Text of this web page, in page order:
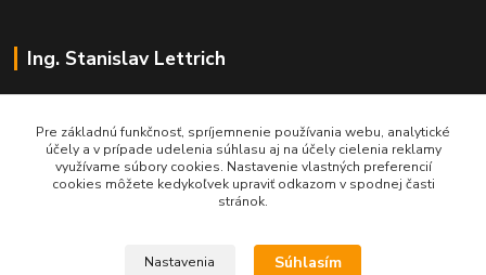
Ing. Stanislav Lettrich
+421 905 545 198
NONSTOP
Pre základnú funkčnosť, spríjemnenie používania webu, analytické
účely a v prípade udelenia súhlasu aj na účely cielenia reklamy
využívame súbory cookies. Nastavenie vlastných preferencií
cookies môžete kedykoľvek upraviť odkazom v spodnej časti
stránok.
Nastavenia Súhlasím